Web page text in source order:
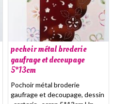
pochoir métal broderie
gaufrage et decoupage
5*13cm
Pochoir métal broderie
gaufrage et decoupage, dessin